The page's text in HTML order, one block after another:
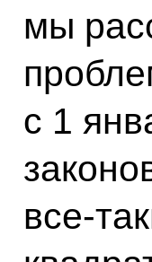
мы
с 1